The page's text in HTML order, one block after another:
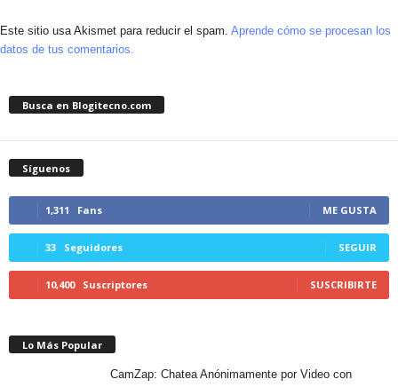
Este sitio usa Akismet para reducir el spam. Aprende cómo se procesan los
datos de tus comentarios.
Busca en Blogitecno.com
Síguenos
1,311 Fans ME GUSTA
33 Seguidores SEGUIR
10,400 Suscriptores SUSCRIBIRTE
Lo Más Popular
CamZap: Chatea Anónimamente por Video con